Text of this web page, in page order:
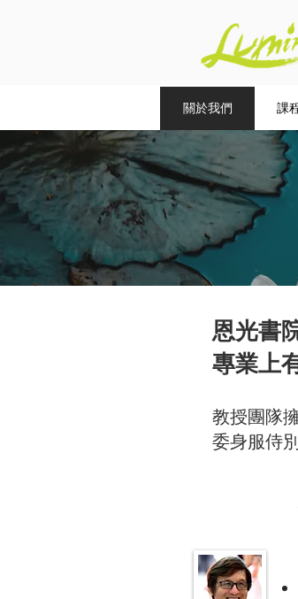
關於我們 課
恩光書
專業上
教授團隊
委身服侍